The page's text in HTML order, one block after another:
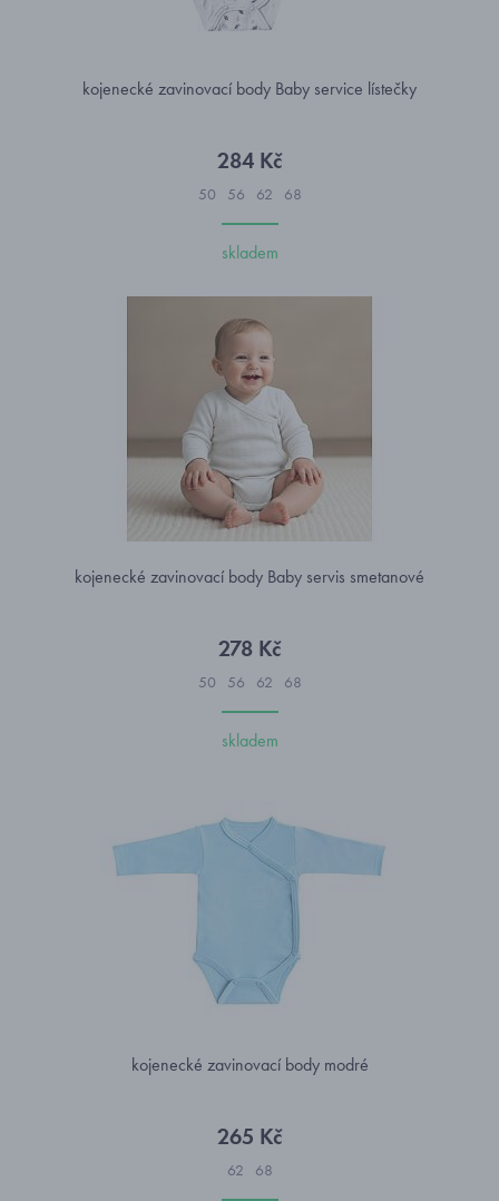
kojenecké zavinovací body Baby service lístečky
284 Kč
50 56 62 68
skladem
kojenecké zavinovací body Baby servis smetanové
278 Kč
50 56 62 68
skladem
kojenecké zavinovací body modré
265 Kč
62 68